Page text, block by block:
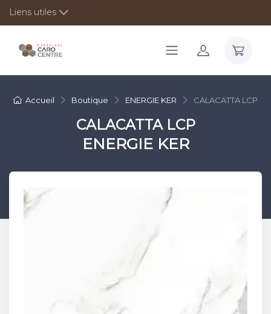
Liens utiles
Accueil Boutique ENERGIE KER CALACATTA LCP
CALACATTA LCP
ENERGIE KER